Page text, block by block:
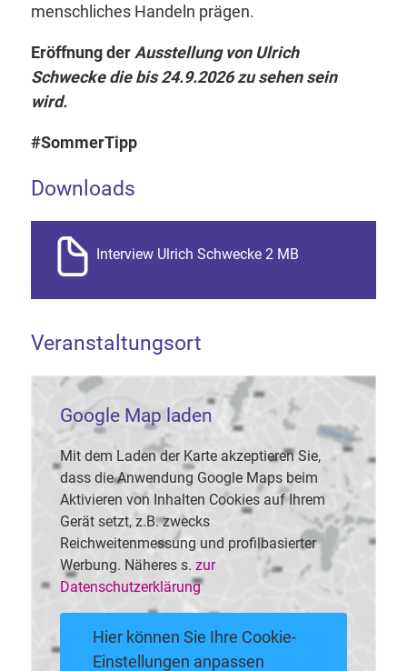
menschliches Handeln prägen.
Eröffnung der Ausstellung von Ulrich
Schwecke die bis 24.9.2026 zu sehen sein
wird.
#SommerTipp
Downloads
Interview Ulrich Schwecke 2 MB
Veranstaltungsort
Google Map laden
Mit dem Laden der Karte akzeptieren Sie,
dass die Anwendung Google Maps beim
Aktivieren von Inhalten Cookies auf Ihrem
Gerät setzt, z.B. zwecks
Reichweitenmessung und profilbasierter
Werbung. Näheres s. zur
Datenschutzerklärung
Hier können Sie Ihre Cookie-
Einstellungen anpassen